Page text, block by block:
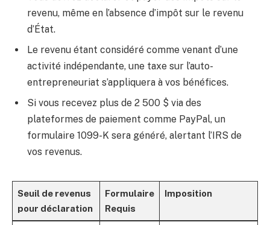
revenu, même en l’absence d’impôt sur le revenu
d’État.
Le revenu étant considéré comme venant d’une
activité indépendante, une taxe sur l’auto-
entrepreneuriat s’appliquera à vos bénéfices.
Si vous recevez plus de 2 500 $ via des
plateformes de paiement comme PayPal, un
formulaire 1099-K sera généré, alertant l’IRS de
vos revenus.
Seuil de revenus
pour déclaration
Formulaire
Requis
Imposition